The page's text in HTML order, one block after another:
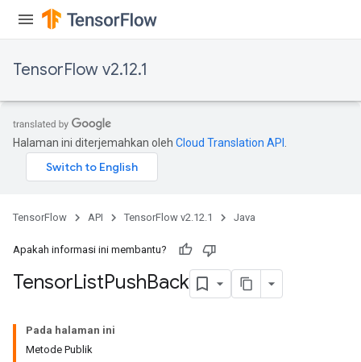
TensorFlow v2.12.1
Halaman ini diterjemahkan oleh Cloud Translation API
TensorFlow API TensorFlow v2.12.1 Java
Apakah informasi ini membantu?
TensorListPushBack
Pada halaman ini
Metode Publik